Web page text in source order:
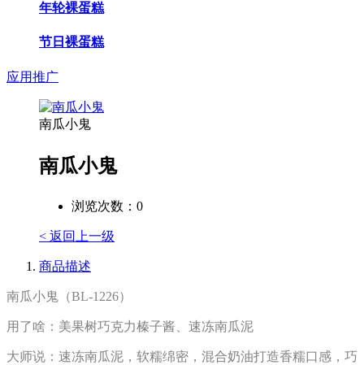
年轮裸蛋糕
节日裸蛋糕
应用推广
南瓜小鬼
南瓜小鬼
浏览次数： 0
< 返回上一级
商品描述
南瓜小鬼（BL-1226）
用了啥：美果树巧克力榛子酱、速冻南瓜泥
大师说：速冻南瓜泥，软糯绵密，混合奶油打造香糯口感，巧